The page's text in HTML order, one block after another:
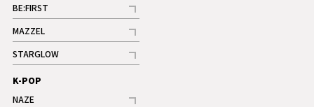
BE:FIRST
記事
ギャラリー
MAZZEL
記事
ギャラリー
STARGLOW
記事
K-POP
NAZE